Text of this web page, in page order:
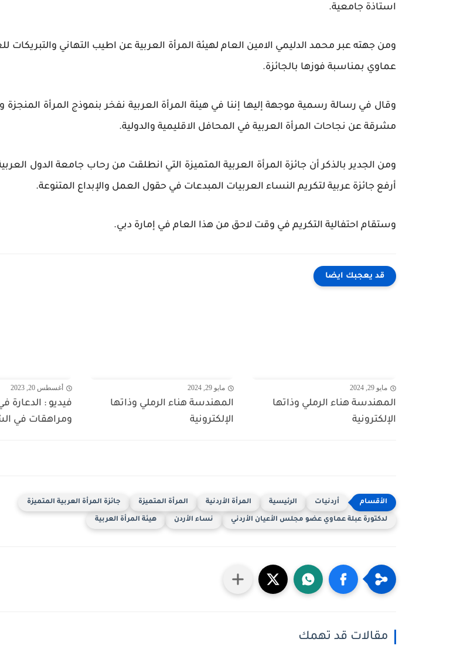
استاذة جامعية.
ومن جهته عبر محمد الدليمي الامين العام لهيئة المرأة العربية عن اطيب التهاني والتبريكات
عماوي بمناسبة فوزها بالجائزة.
وقال في رسالة رسمية موجهة إليها إننا في هيئة المرأة العربية نفخر بنموذج المرأة
مشرقة عن نجاحات المرأة العربية في المحافل الاقليمية والدولية.
أرفع جائزة عربية لتكريم النساء العربيات المبدعات في حقول العمل والإبداع المتنوعة.
وستقام احتفالية التكريم في وقت لاحق من هذا العام في إمارة دبي.
قد يعجبك ايضا
مايو 29, 2024
المهندسة هناء الرملي وذاتها
الإلكترونية
مايو 29, 2024
المهندسة هناء الرملي وذاتها
الإلكترونية
أغسطس 20, 2023
فيديو : الدعارة
ومراهقات في
أردنيات الرئيسية المرأة الأردنية المرأة المتميزة جائزة المرأة العربية المتميزة
لدكتورة عبلة عماوي عضو مجلس الأعيان الأردني نساء الأردن هيئة المرأة العربية
مقالات قد تهمك